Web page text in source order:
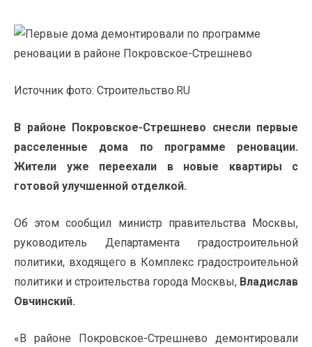
Источник фото: Строительство.RU
В районе Покровское-Стрешнево снесли первые
расселенные дома по программе реновации.
Жители уже переехали в новые квартиры с
готовой улучшенной отделкой.
Об этомсообщил министр правительства Москвы,
руководитель Департамента градостроительной
политики, входящего в Комплекс градостроительной
политики и строительства города Москвы, Владислав
Овчинский.
«В районе Покровское-Стрешнево демонтировали